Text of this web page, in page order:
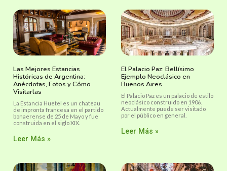
Las Mejores Estancias
Históricas de Argentina:
Anécdotas, Fotos y Cómo
Visitarlas
La Estancia Huetel es un chateau
de impronta francesa en el partido
bonaerense de 25 de Mayo y fue
construida en el siglo XIX.
Leer Más »
El Palacio Paz: Bellísimo
Ejemplo Neoclásico en
Buenos Aires
El Palacio Paz es un palacio de estilo
neoclásico construido en 1906.
Actualmente puede ser visitado
por el público en general.
Leer Más »